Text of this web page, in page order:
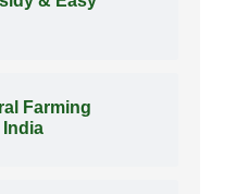
Farming